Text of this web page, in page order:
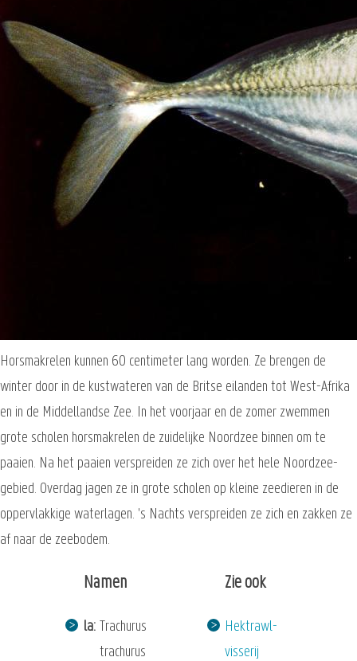
Horsmakrelen kunnen 60 centimeter lang worden. Ze brengen de
winter door in de kustwateren van de Britse eilanden tot West-Afrika
en in de Middellandse Zee. In het voorjaar en de zomer zwemmen
grote scholen horsmakrelen de zuidelijke Noordzee binnen om te
paaien. Na het paaien verspreiden ze zich over het hele Noordzee-
gebied. Overdag jagen ze in grote scholen op kleine zeedieren in de
oppervlakkige waterlagen. 's Nachts verspreiden ze zich en zakken ze
af naar de zeebodem.
Namen
la
Trachurus
trachurus
Zie ook
Hektrawl-
visserij